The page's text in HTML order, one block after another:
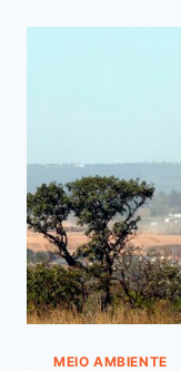
MEIO AMBIENTE